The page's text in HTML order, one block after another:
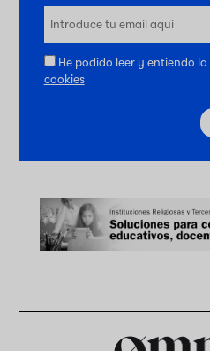
He podido leer y entiendo la
cookies